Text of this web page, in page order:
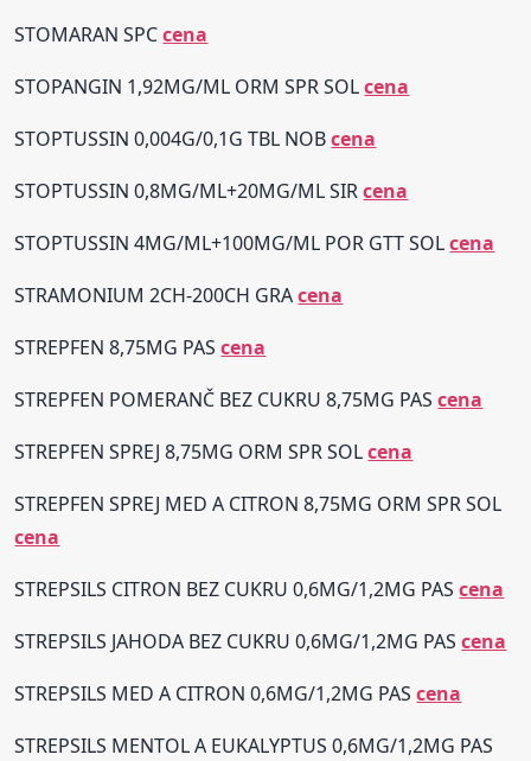
STOMARAN SPCcena
STOPANGIN 1,92MG/ML ORM SPR SOLcena
STOPTUSSIN 0,004G/0,1G TBL NOBcena
STOPTUSSIN 0,8MG/ML+20MG/ML SIRcena
STOPTUSSIN 4MG/ML+100MG/ML POR GTT SOLcena
STRAMONIUM 2CH-200CH GRAcena
STREPFEN 8,75MG PAScena
STREPFEN POMERANČ BEZ CUKRU 8,75MG PAScena
STREPFEN SPREJ 8,75MG ORM SPR SOLcena
STREPFEN SPREJ MED A CITRON 8,75MG ORM SPR SOL
cena
STREPSILS CITRON BEZ CUKRU 0,6MG/1,2MG PAScena
STREPSILS JAHODA BEZ CUKRU 0,6MG/1,2MG PAScena
STREPSILS MED A CITRON 0,6MG/1,2MG PAScena
STREPSILS MENTOL A EUKALYPTUS 0,6MG/1,2MG PAS